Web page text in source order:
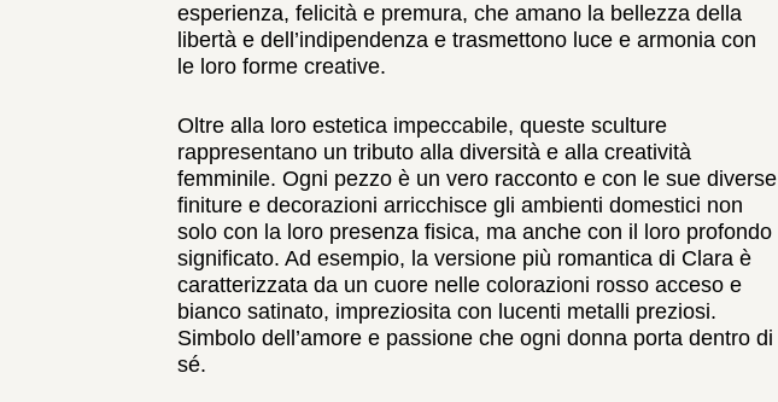
esperienza, felicità e premura, che amano la bellezza della
libertà e dell’indipendenza e trasmettono luce e armonia con
le loro forme creative.
Oltre alla loro estetica impeccabile, queste sculture
rappresentano un tributo alla diversità e alla creatività
femminile. Ogni pezzo è un vero racconto e con le sue diverse
finiture e decorazioni arricchisce gli ambienti domestici non
solo con la loro presenza fisica, ma anche con il loro profondo
significato. Ad esempio, la versione più romantica di Clara è
caratterizzata da un cuore nelle colorazioni rosso acceso e
bianco satinato, impreziosita con lucenti metalli preziosi.
Simbolo dell’amore e passione che ogni donna porta dentro di
sé.